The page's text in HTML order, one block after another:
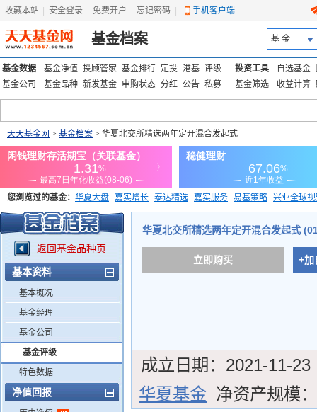
收藏本站 安全登录 免费开户 忘记密码 手机客户端
基金档案 基 金
基金数据 基金净值 投顾管家 基金排行 定投 港基 评级
基金公司
基金品种 新发基金 申购状态 分红 公告 私募
投资工具 自选基金
基金筛选
收益计算
天天基金网 > 基金档案 > 华夏北交所精选两年定开混合发起式
您浏览过的基金： 华夏大盘 嘉实增长 泰达精选 嘉实服务 易基策略 兴业全球
添富优势 华安宏利 上证180价值ETF
返回基金品种页
基本资料
基本概况
基金经理
基金公司
基金评级
特色数据
净值回报
华夏北交所精选两年定开混合发起式
立即购买 +加
成立日期： 2021-11-23
华夏基金 净资产规模：